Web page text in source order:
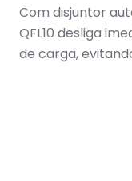
Com disjuntor
QFL10 desliga
de carga,